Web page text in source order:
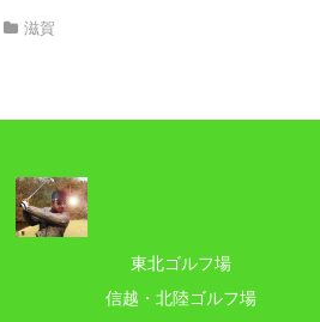
滋賀
東北ゴルフ場
信越・北陸ゴルフ場